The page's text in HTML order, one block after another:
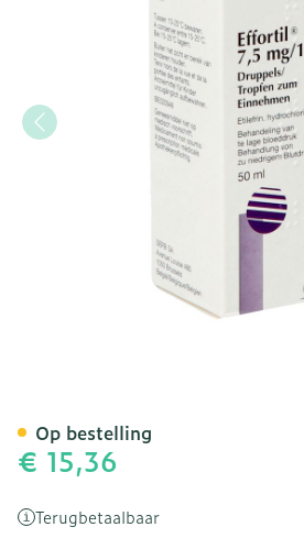
€ 15,36
Terugbetaalbaar
Op bestelling